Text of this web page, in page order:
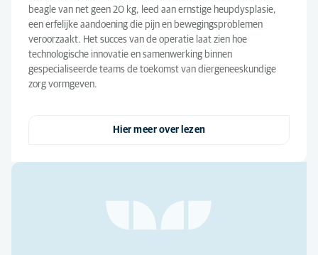
beagle van net geen 20 kg, leed aan ernstige heupdysplasie,
een erfelijke aandoening die pijn en bewegingsproblemen
veroorzaakt. Het succes van de operatie laat zien hoe
technologische innovatie en samenwerking binnen
gespecialiseerde teams de toekomst van diergeneeskundige
zorg vormgeven.
Hier meer over lezen